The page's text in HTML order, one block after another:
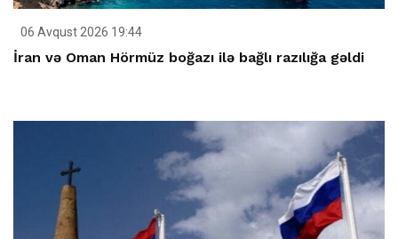
06 Avqust 2026 19:44
İran və Oman Hörmüz boğazı ilə bağlı razılığa gəldi